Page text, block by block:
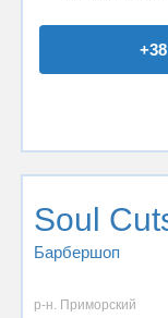
Soul
Барбершоп
р-н. Приморский